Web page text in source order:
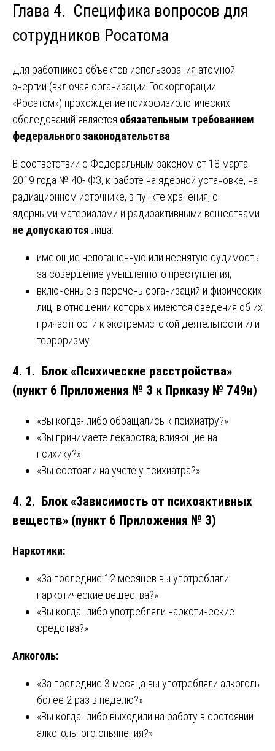
Глава 4. Специфика вопросов для
сотрудников Росатома
Для работников объектов использования атомной
энергии (включая организации Госкорпорации
«Росатом») прохождение психофизиологических
обследований является обязательным требованием
федерального законодательства
В соответствии с Федеральным законом от 18 марта
2019 года № 40- ФЗ, к работе на ядерной установке, на
радиационном источнике, в пункте хранения, с
ядерными материалами и радиоактивными веществами
не допускаются лица:
имеющие непогашенную или неснятую судимость
за совершение умышленного преступления;
включенные в перечень организаций и физических
лиц, в отношении которых имеются сведения об их
причастности к экстремистской деятельности или
терроризму.
4. 1. Блок «Психические расстройства»
(пункт 6 Приложения № 3 к Приказу № 749н)
«Вы когда- либо обращались к психиатру?»
«Вы принимаете лекарства, влияющие на
психику?»
«Вы состояли на учете у психиатра?»
4. 2. Блок «Зависимость от психоактивных
веществ» (пункт 6 Приложения № 3)
Наркотики:
«За последние 12 месяцев вы употребляли
наркотические вещества?»
«Вы когда- либо употребляли наркотические
средства?»
Алкоголь:
«За последние 3 месяца вы употребляли алкоголь
более 2 раз в неделю?»
«Вы когда- либо выходили на работу в состоянии
алкогольного опьянения?»